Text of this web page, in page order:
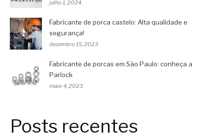
julho 1, 2024
Fabricante de porca castelo: Alta qualidade e
segurança!
dezembro 15, 2023
Fabricante de porcas em São Paulo: conheça a
Parlock
maio 4, 2023
Posts recentes